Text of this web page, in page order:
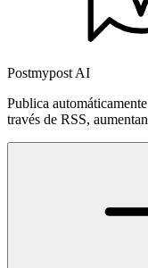
Postmypost AI
Publica
través de RSS,